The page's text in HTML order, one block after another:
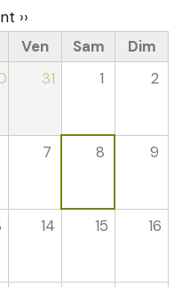
››
Ven Sam
Dim
31 1 2
7 8 9
14 15 16